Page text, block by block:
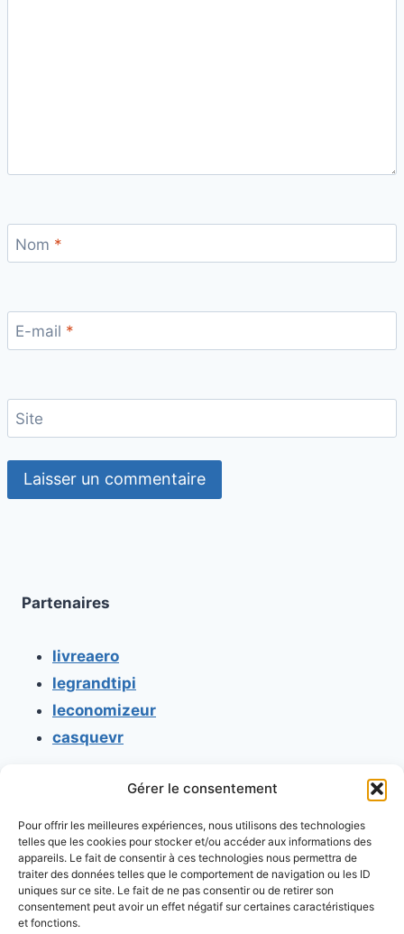
Gérer le consentement
Pour offrir les meilleures expériences, nous utilisons des technologies
telles que les cookies pour stocker et/ou accéder aux informations des
appareils. Le fait de consentir à ces technologies nous permettra de
traiter des données telles que le comportement de navigation ou les ID
uniques sur ce site. Le fait de ne pas consentir ou de retirer son
consentement peut avoir un effet négatif sur certaines caractéristiques
et fonctions.
Nom *
E-mail *
Site
Partenaires
livreaero
legrandtipi
leconomizeur
casquevr
Mentions légales
Conditions générales d'utilisation
Conditions générales de vente
Politique de cookies